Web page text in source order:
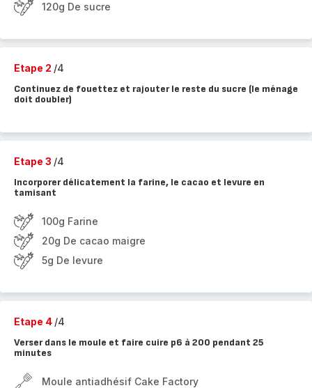
120g De sucre
Etape 2 /4
Continuez de fouettez et rajouter le reste du sucre (le ménage
doit doubler)
Etape 3 /4
Incorporer délicatement la farine, le cacao et levure en
tamisant
100g Farine
20g De cacao maigre
5g De levure
Etape 4 /4
Verser dans le moule et faire cuire p6 à 200 pendant 25
minutes
Moule antiadhésif Cake Factory